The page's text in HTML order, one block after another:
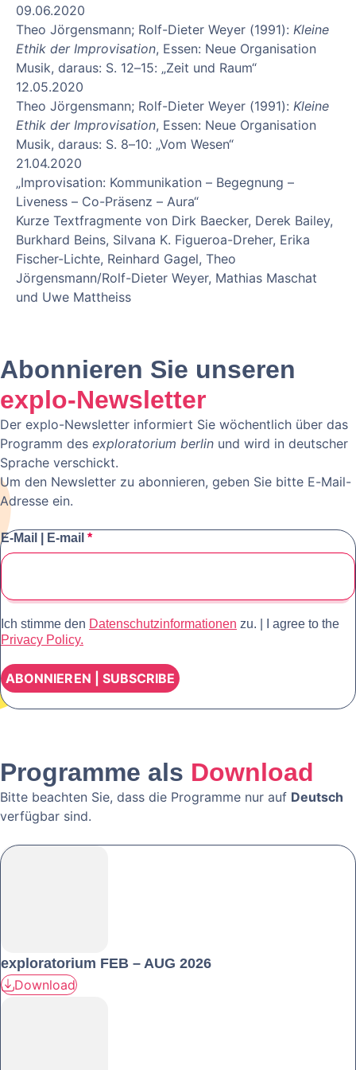
09.06.2020
Theo Jörgensmann; Rolf-Dieter Weyer (1991): Kleine
Ethik der Improvisation, Essen: Neue Organisation
Musik, daraus: S. 12–15: „Zeit und Raum“
12.05.2020
Theo Jörgensmann; Rolf-Dieter Weyer (1991): Kleine
Ethik der Improvisation, Essen: Neue Organisation
Musik, daraus: S. 8–10: „Vom Wesen“
21.04.2020
„Improvisation: Kommunikation – Begegnung –
Liveness – Co-Präsenz – Aura“
Kurze Textfragmente von Dirk Baecker, Derek Bailey,
Burkhard Beins, Silvana K. Figueroa-Dreher, Erika
Fischer-Lichte, Reinhard Gagel, Theo
Jörgensmann/Rolf-Dieter Weyer, Mathias Maschat
und Uwe Mattheiss
Abonnieren Sie unseren
explo-Newsletter
Der explo-Newsletter informiert Sie wöchentlich über das
Programm des exploratorium berlin und wird in deutscher
Sprache verschickt.
Um den Newsletter zu abonnieren, geben Sie bitte E-Mail-
Adresse ein.
E-Mail | E-mail *
Ich stimme den Datenschutzinformationen zu. | I agree to the
Privacy Policy.
Programme als Download
Bitte beachten Sie, dass die Programme nur auf Deutsch
verfügbar sind.
exploratorium FEB – AUG 2026
Download